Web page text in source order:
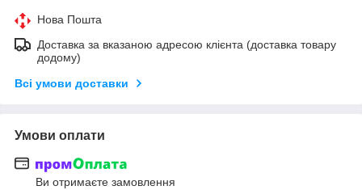
Нова Пошта
Доставка за вказаною адресою клієнта (доставка товару
додому)
Всі умови доставки
Умови оплати
Ви отримаєте замовлення